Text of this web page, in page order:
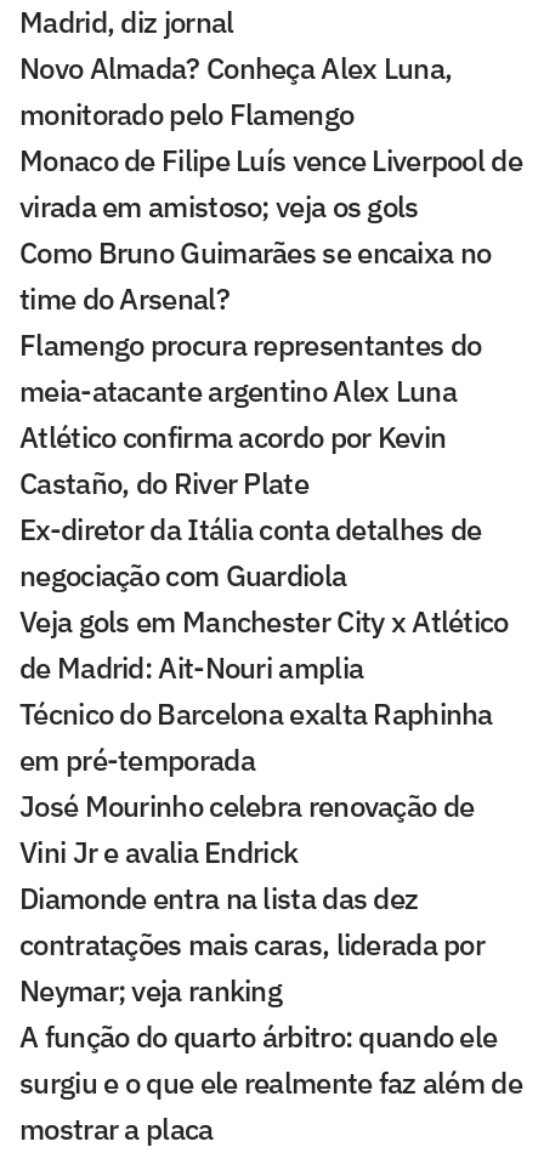
Madrid, diz jornal
Novo Almada? Conheça Alex Luna,
monitorado pelo Flamengo
Monaco de Filipe Luís vence Liverpool de
virada em amistoso; veja os gols
Como Bruno Guimarães se encaixa no
time do Arsenal?
Flamengo procura representantes do
meia-atacante argentino Alex Luna
Atlético confirma acordo por Kevin
Castaño, do River Plate
Ex-diretor da Itália conta detalhes de
negociação com Guardiola
Veja gols em Manchester City x Atlético
de Madrid: Ait-Nouri amplia
Técnico do Barcelona exalta Raphinha
em pré-temporada
José Mourinho celebra renovação de
Vini Jr e avalia Endrick
Diamonde entra na lista das dez
contratações mais caras, liderada por
Neymar; veja ranking
A função do quarto árbitro: quando ele
surgiu e o que ele realmente faz além de
mostrar a placa